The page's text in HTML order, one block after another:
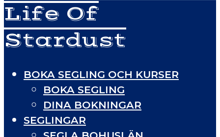
Life Of
Stardust
BOKA SEGLING OCH KURSER
BOKA SEGLING
DINA BOKNINGAR
SEGLINGAR